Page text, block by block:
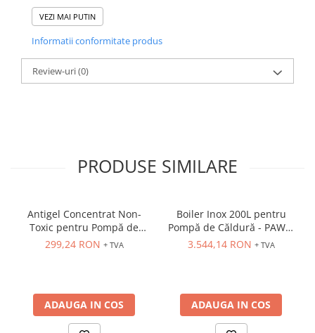
VEZI MAI PUTIN
Informatii conformitate produs
Review-uri(0)
PRODUSE SIMILARE
Antigel Concentrat Non-
Toxic pentru Pompă de
Căldură și Instalații Termice
299,24 RON + TVA
ADAUGA IN COS
Boiler Inox 200L pentru
Pompă de Căldură - PAWT-
200
3.544,14 RON + TVA
ADAUGA IN COS